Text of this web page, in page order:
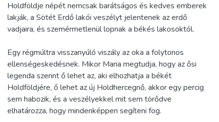
Holdföldje népét nemcsak barátságos és kedves emberek
lakják, a Sötét Erdő lakói veszélyt jelentenek az erdő
vadjaira, és szemérmetlenül lopnak a békés lakosoktól.
Egy régmúltra visszanyúló viszály az oka a folytonos
ellenségeskedésnek. Mikor Maria megtudja, hogy az ősi
legenda szerint ő lehet az, aki elhozhatja a békét
Holdföldjére, ő lehet az új Holdhercegnő, akkor egy percig
sem habozik, és a veszélyekkel mit sem törődve
elhatározza, hogy mindenképpen segíteni fog.